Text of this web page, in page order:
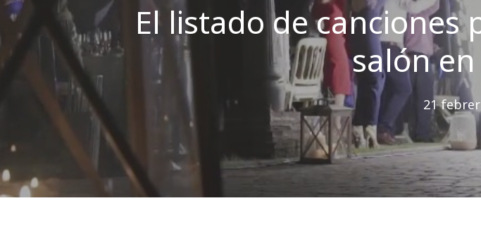
El listado de
salón
21